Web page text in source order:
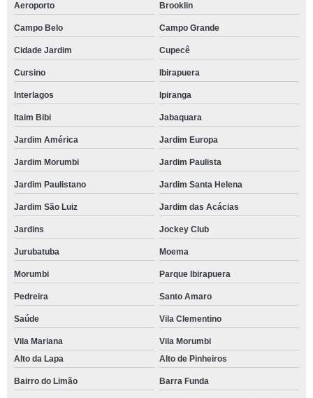
Aeroporto Brooklin
Campo Belo Campo Grande
Cidade Jardim Cupecê
Cursino Ibirapuera
Interlagos Ipiranga
Itaim Bibi Jabaquara
Jardim América Jardim Europa
Jardim Morumbi Jardim Paulista
Jardim Paulistano Jardim Santa Helena
Jardim São Luiz Jardim das Acácias
Jardins Jockey Club
Jurubatuba Moema
Morumbi Parque Ibirapuera
Pedreira Santo Amaro
Saúde Vila Clementino
Vila Mariana
Vila Morumbi
Alto da Lapa
Alto de Pinheiros
Bairro do Limão Barra Funda